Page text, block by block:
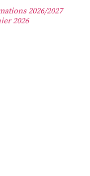
2026/2027
2026